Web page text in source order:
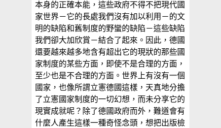
本身的正確本能，這些政府不得不把現代國
家世界－它的長處我們沒有加以利用－的文
明的缺陷和舊制度的野蠻的缺陷－這些缺陷
我們卻大加欣賞－結合了起來。因此，德國
還要越來越多地含有超出它的現狀的那些國
家制度的某些方面，即使不是合理的方面，
至少也是不合理的方面。世界上有沒有一個
國家，也像所謂立憲德國這樣，天真地分擔
了立憲國家制度的一切幻想，而未分享它的
現實成就呢？除了德國政府而外，難道會有
什麼人產生這樣一種奇怪念頭，想把出版檢